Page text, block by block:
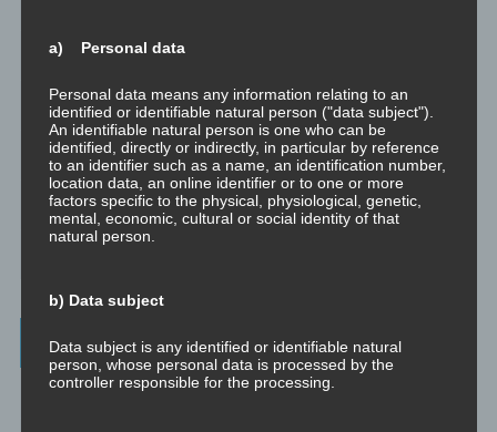
Dissoziation aus psychologischer Sicht
Abgespaltene Teile im Unbewussten
Abgespaltene Teile identifizieren
Richtig Feedback geben: Das Feedback-Sandwich
Archives
July 2023
a) Personal data
Personal data means any information relating to an
identified or identifiable natural person ("data subject").
An identifiable natural person is one who can be
identified, directly or indirectly, in particular by reference
to an identifier such as a name, an identification number,
location data, an online identifier or to one or more
factors specific to the physical, physiological, genetic,
mental, economic, cultural or social identity of that
natural person.
b) Data subject
Data subject is any identified or identifiable natural
person, whose personal data is processed by the
controller responsible for the processing.